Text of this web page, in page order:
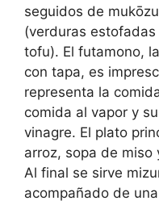
seguidos de
(verduras
tofu). El futamono,
con tapa, es
representa la
comida al vapor y
vinagre. El plato
arroz, sopa de miso
Al final se sirve
acompañado de